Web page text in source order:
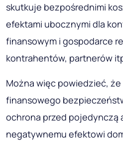
skutkuje bezpośrednimi
efektami ubocznymi dla
finansowym i gospodarce
kontrahentów, partnerów
Można więc powiedzieć,
finansowego
ochrona przed pojedynczą
negatywnemu efektowi